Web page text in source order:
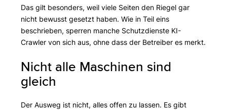
Das gilt besonders, weil viele Seiten den Riegel gar
nicht bewusst gesetzt haben. Wie in Teil eins
beschrieben, sperren manche Schutzdienste KI-
Crawler von sich aus, ohne dass der Betreiber es merkt.
Nicht alle Maschinen sind
gleich
Der Ausweg ist nicht, alles offen zu lassen. Es gibt